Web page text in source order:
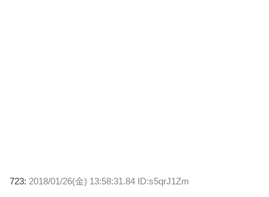
723: 2018/01/26(金) 13:58:31.84 ID:s5qrJ1Zm